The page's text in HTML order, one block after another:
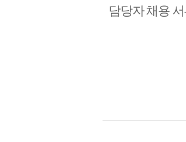
담당자 채용
강화